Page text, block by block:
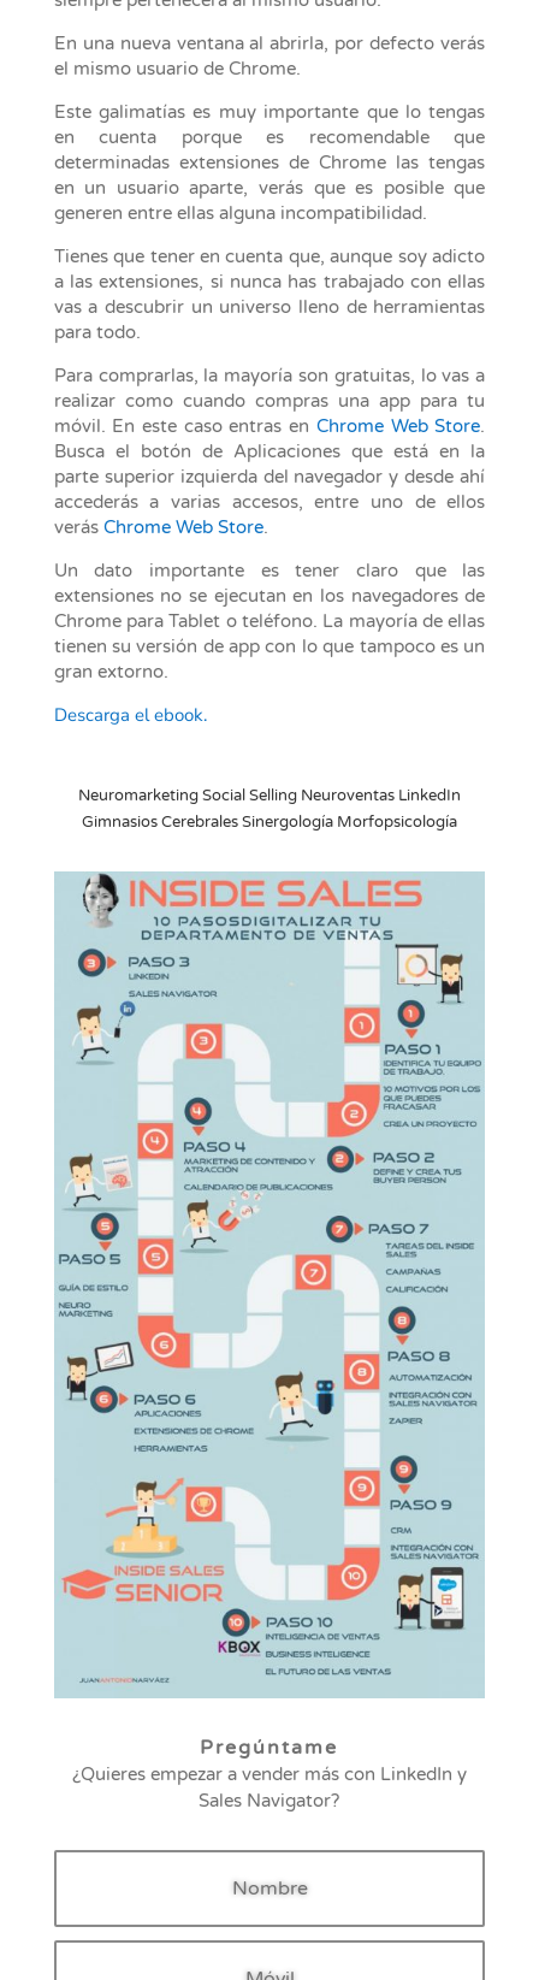
En una nueva ventana al abrirla, por defecto verás
el mismo usuario de Chrome.
Este galimatías es muy importante que lo tengas
en cuenta porque es recomendable que
determinadas extensiones de Chrome las tengas
en un usuario aparte, verás que es posible que
generen entre ellas alguna incompatibilidad.
Tienes que tener en cuenta que, aunque soy adicto
a las extensiones, si nunca has trabajado con ellas
vas a descubrir un universo lleno de herramientas
para todo.
Para comprarlas, la mayoría son gratuitas, lo vas a
realizar como cuando compras una app para tu
móvil. En este caso entras en Chrome Web Store.
Busca el botón de Aplicaciones que está en la
parte superior izquierda del navegador y desde ahí
accederás a varias accesos, entre uno de ellos
verás Chrome Web Store.
Un dato importante es tener claro que las
extensiones no se ejecutan en los navegadores de
Chrome para Tablet o teléfono. La mayoría de ellas
tienen su versión de app con lo que tampoco es un
gran extorno.
Descarga el ebook.
Neuromarketing Social Selling Neuroventas LinkedIn
Gimnasios Cerebrales Sinergología Morfopsicología
Pregúntame
¿Quieres empezar a vender más con LinkedIn y
Sales Navigator?